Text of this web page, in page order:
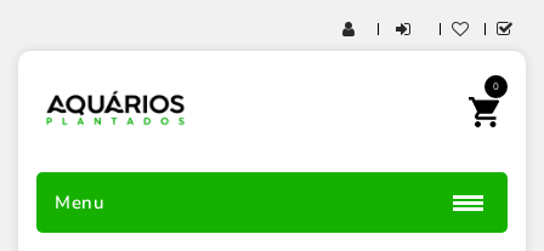
0
Menu